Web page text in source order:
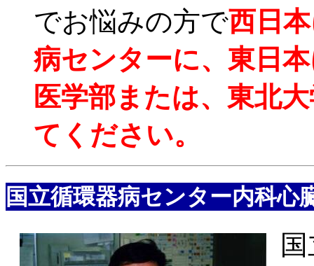
でお悩みの方で西日
病センターに、東日
医学部または、東北
てください。
国立循環器病センター内